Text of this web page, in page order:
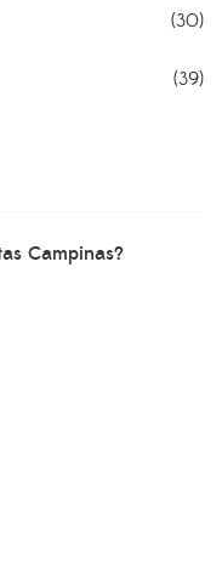
(30)
(39)
Campinas?